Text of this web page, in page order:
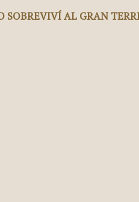
SOBREVIVÍ AL GRAN